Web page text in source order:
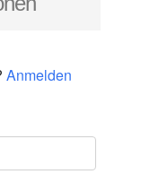
Anmelden